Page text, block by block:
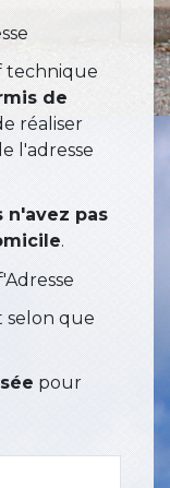
technique
de
réaliser
l'adresse
n'avez pas
.
selon que
pour